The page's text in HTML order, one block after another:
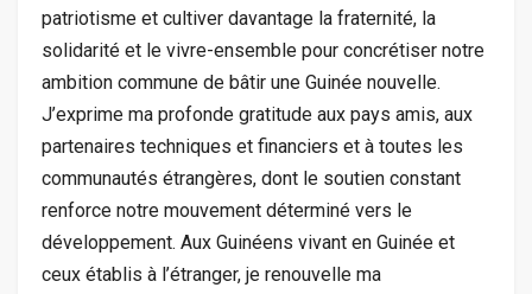
patriotisme et cultiver davantage la fraternité, la
solidarité et le vivre-ensemble pour concrétiser notre
ambition commune de bâtir une Guinée nouvelle.
J’exprime ma profonde gratitude aux pays amis, aux
partenaires techniques et financiers et à toutes les
communautés étrangères, dont le soutien constant
renforce notre mouvement déterminé vers le
développement. Aux Guinéens vivant en Guinée et
ceux établis à l’étranger, je renouvelle ma